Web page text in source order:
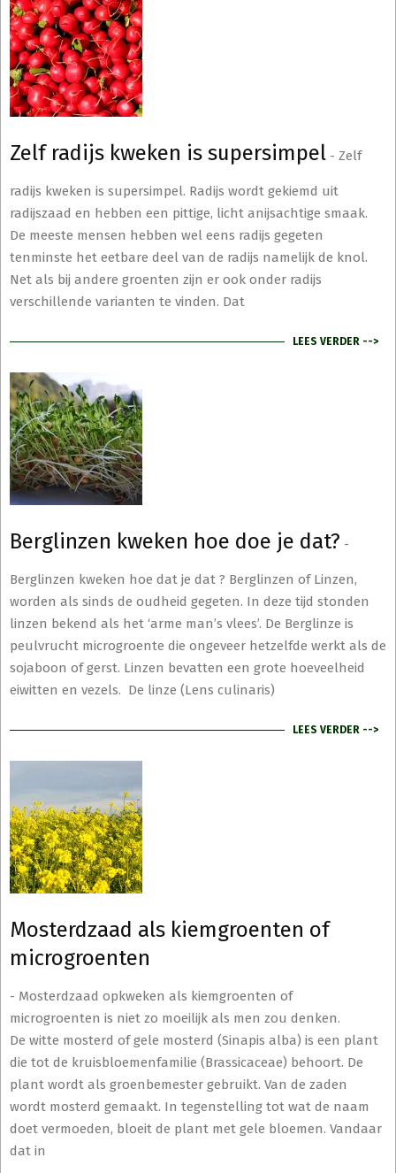
Zelf radijs kweken is supersimpel - Zelf
radijs kweken is supersimpel. Radijs wordt gekiemd uit
radijszaad en hebben een pittige, licht anijsachtige smaak.
De meeste mensen hebben wel eens radijs gegeten
tenminste het eetbare deel van de radijs namelijk de knol.
Net als bij andere groenten zijn er ook onder radijs
verschillende varianten te vinden. Dat
LEES VERDER -->
Berglinzen kweken hoe doe je dat? -
Berglinzen kweken hoe dat je dat ? Berglinzen of Linzen,
worden als sinds de oudheid gegeten. In deze tijd stonden
linzen bekend als het ‘arme man’s vlees’. De Berglinze is
peulvrucht microgroente die ongeveer hetzelfde werkt als de
sojaboon of gerst. Linzen bevatten een grote hoeveelheid
eiwitten en vezels. De linze (Lens culinaris)
LEES VERDER -->
Mosterdzaad als kiemgroenten of
microgroenten
- Mosterdzaad opkweken als kiemgroenten of
microgroenten is niet zo moeilijk als men zou denken.
De witte mosterd of gele mosterd (Sinapis alba) is een plant
die tot de kruisbloemenfamilie (Brassicaceae) behoort. De
plant wordt als groenbemester gebruikt. Van de zaden
wordt mosterd gemaakt. In tegenstelling tot wat de naam
doet vermoeden, bloeit de plant met gele bloemen. Vandaar
dat in